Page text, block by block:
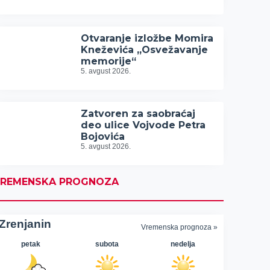
Otvaranje izložbe Momira
Kneževića „Osvežavanje
memorije“
5. avgust 2026.
Zatvoren za saobraćaj
deo ulice Vojvode Petra
Bojovića
5. avgust 2026.
PROGNOZA